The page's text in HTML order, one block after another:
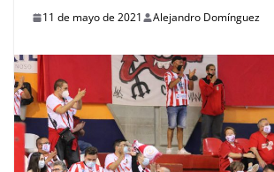
11 de mayo de 2021 Alejandro Domínguez